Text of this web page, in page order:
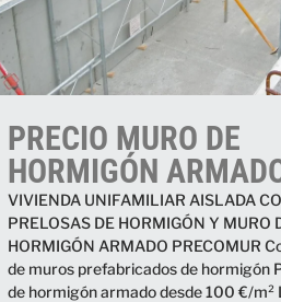
PRECIO MURO DE
HORMIGÓN
VIVIENDA UNIFAMILIAR AISLADA
PRELOSAS DE HORMIGÓN Y MURO
HORMIGÓN ARMADO PRECOMUR
de muros prefabricados de hormigón
de hormigón armado desde 100 €/m²